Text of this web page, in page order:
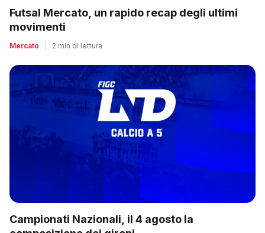
Futsal Mercato, un rapido recap degli ultimi
movimenti
Mercato 2 min di lettura
Campionati Nazionali, il 4 agosto la